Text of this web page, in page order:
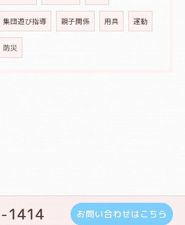
集団遊び指導 親子関係 用具 運動
防災
1414 お問い合わせはこちら